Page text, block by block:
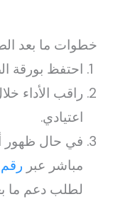
خطوات ما بعد
احتفظ بورقة
راقب الأداء
اعتيادي.
في حال ظهور
مباشر عبر
لطلب دعم ما